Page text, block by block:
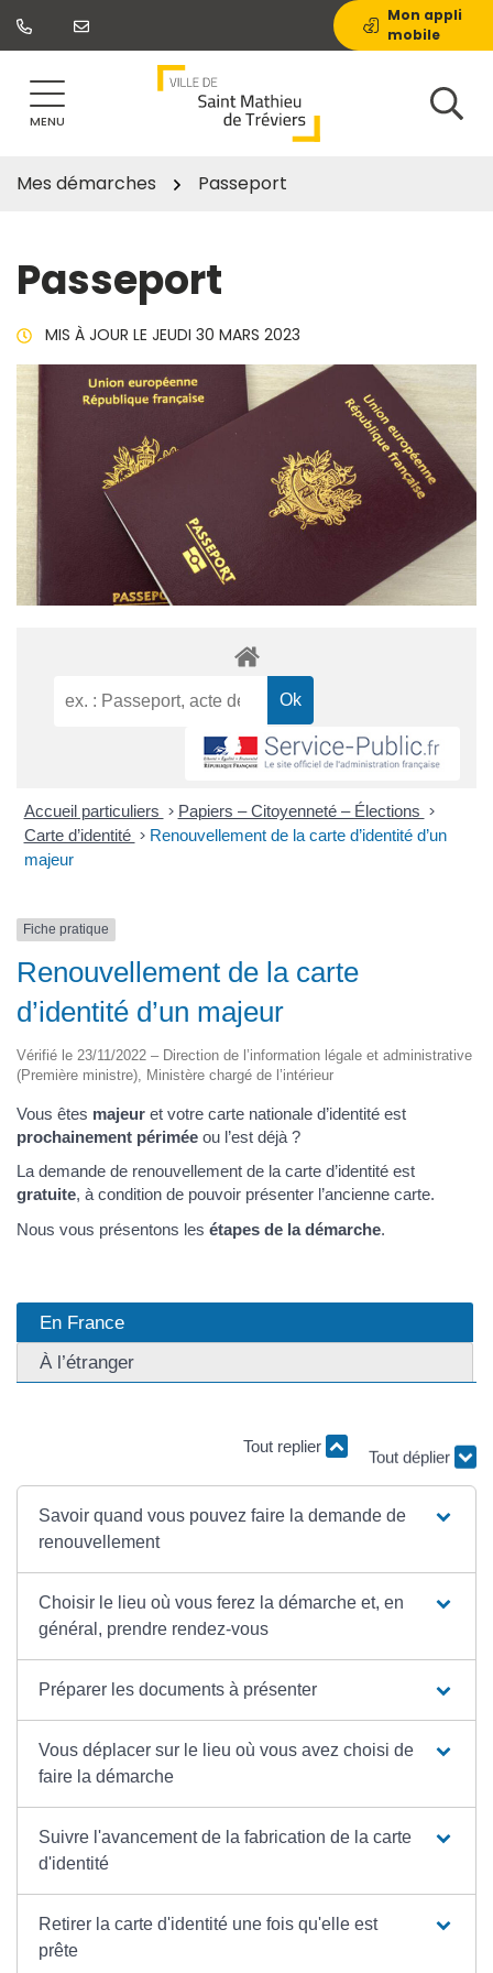
Aller
Mon appli
mobile
MENU
Mes démarches Passeport
Passeport
MIS À JOUR LE JEUDI 30 MARS 2023
Accueil particuliers > Papiers – Citoyenneté – Élections >
Carte d’identité > Renouvellement de la carte d’identité d’un
majeur
Fiche pratique
Renouvellement de la carte
d’identité d’un majeur
Vérifié le 23/11/2022 – Direction de l’information légale et administrative
(Première ministre), Ministère chargé de l’intérieur
Vous êtes majeur et votre carte nationale d’identité est
prochainement périmée ou l’est déjà ?
La demande de renouvellement de la carte d’identité est
gratuite, à condition de pouvoir présenter l’ancienne carte.
Nous vous présentons les étapes de la démarche.
En France
À l’étranger
Tout replier
Tout déplier
Savoir quand vous pouvez faire la demande de
renouvellement
Choisir le lieu où vous ferez la démarche et, en
général, prendre rendez-vous
Préparer les documents à présenter
Vous déplacer sur le lieu où vous avez choisi de
faire la démarche
Suivre l'avancement de la fabrication de la carte
d'identité
Retirer la carte d'identité une fois qu'elle est
prête